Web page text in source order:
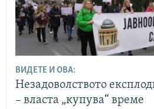
ВИДЕТЕ И ОВА:
Незадоволството
– власта „купува“ време